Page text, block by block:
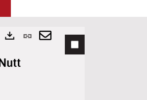
Permanent
Send